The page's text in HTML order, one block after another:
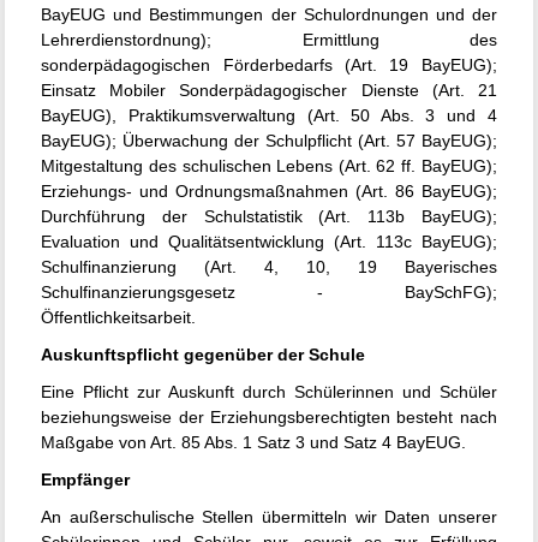
BayEUG und Bestimmungen der Schulordnungen und der
Lehrerdienstordnung); Ermittlung des
sonderpädagogischen Förderbedarfs (Art. 19 BayEUG);
Einsatz Mobiler Sonderpädagogischer Dienste (Art. 21
BayEUG), Praktikumsverwaltung (Art. 50 Abs. 3 und 4
BayEUG); Überwachung der Schulpflicht (Art. 57 BayEUG);
Mitgestaltung des schulischen Lebens (Art. 62 ff. BayEUG);
Erziehungs- und Ordnungsmaßnahmen (Art. 86 BayEUG);
Durchführung der Schulstatistik (Art. 113b BayEUG);
Evaluation und Qualitätsentwicklung (Art. 113c BayEUG);
Schulfinanzierung (Art. 4, 10, 19 Bayerisches
Schulfinanzierungsgesetz - BaySchFG);
Öffentlichkeitsarbeit.
Auskunftspflicht gegenüber der Schule
Eine Pflicht zur Auskunft durch Schülerinnen und Schüler
beziehungsweise der Erziehungsberechtigten besteht nach
Maßgabe von Art. 85 Abs. 1 Satz 3 und Satz 4 BayEUG.
Empfänger
An außerschulische Stellen übermitteln wir Daten unserer